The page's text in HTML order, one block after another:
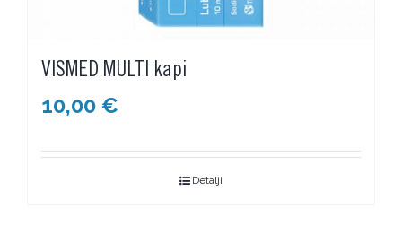
VISMED MULTI kapi
10,00 €
Detalji